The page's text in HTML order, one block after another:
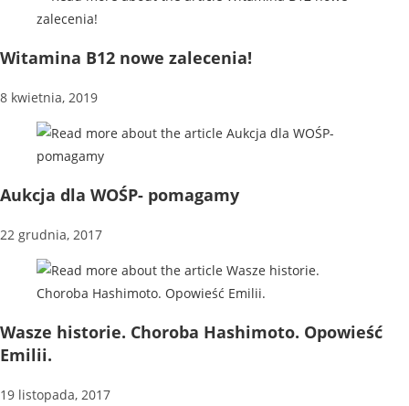
Witamina B12 nowe zalecenia!
8 kwietnia, 2019
Aukcja dla WOŚP- pomagamy
22 grudnia, 2017
Wasze historie. Choroba Hashimoto. Opowieść
Emilii.
19 listopada, 2017